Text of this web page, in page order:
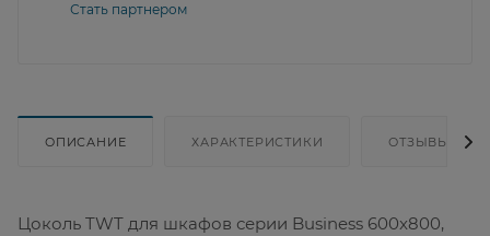
Стать партнером
ОПИСАНИЕ ХАРАКТЕРИСТИКИ ОТЗЫВЫ
Цоколь TWT для шкафов серии Business 600x800,